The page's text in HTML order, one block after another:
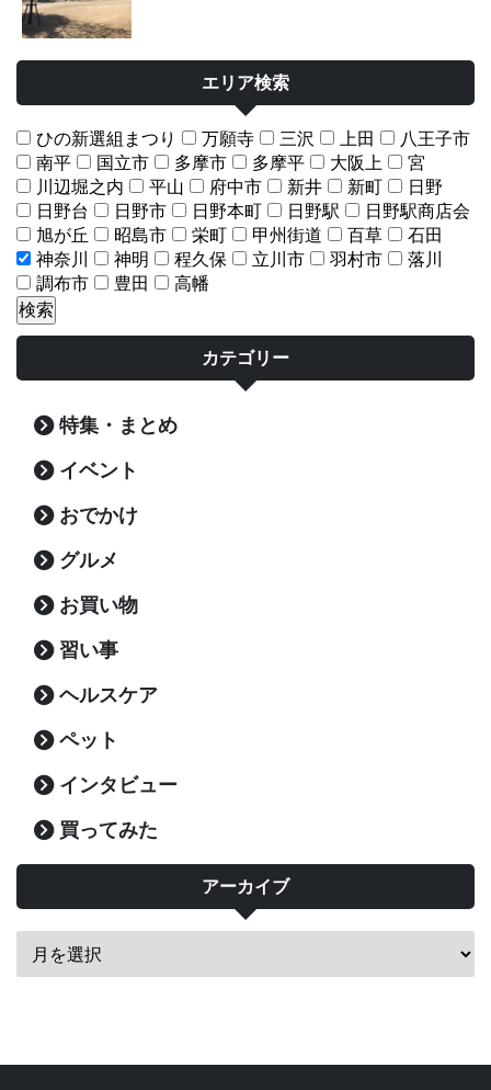
エリア検索
ひの新選組まつり 万願寺 三沢 上田
八王子市
南平
国立市 多摩市 多摩平 大阪上
宮
川辺堀之内
平山 府中市 新井 新町
日野
日野台
日野市 日野本町 日野駅
日野駅商店会
旭が丘
昭島市 栄町 甲州街道 百草
石田
神奈川
神明 程久保 立川市 羽村市
落川
調布市
豊田 高幡
カテゴリー
特集・まとめ
イベント
おでかけ
グルメ
お買い物
習い事
ヘルスケア
ペット
インタビュー
買ってみた
アーカイブ